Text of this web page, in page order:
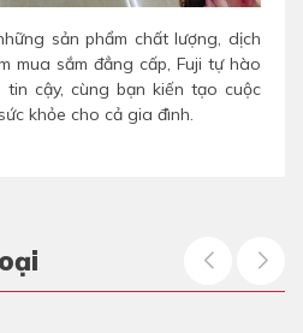
sản phẩm chất lượng, dịch
mua sắm đẳng cấp, Fuji tự hào
cậy, cùng bạn kiến tạo cuộc
khỏe cho cả gia đình.